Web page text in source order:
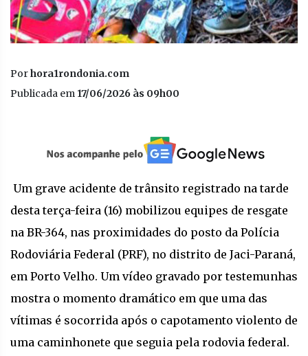
Porhora1rondonia.com
Publicada em 17/06/2026 às 09h00
Um grave acidente de trânsito registrado na tarde
desta terça-feira (16) mobilizou equipes de resgate
na BR-364, nas proximidades do posto da Polícia
Rodoviária Federal (PRF), no distrito de Jaci-Paraná,
em Porto Velho. Um vídeo gravado por testemunhas
mostra o momento dramático em que uma das
vítimas é socorrida após o capotamento violento de
uma caminhonete que seguia pela rodovia federal.